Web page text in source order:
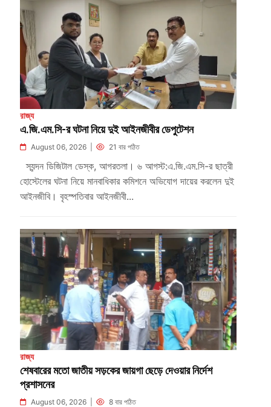
রাজ্য
এ.জি.এম.সি-র ঘটনা নিয়ে দুই আইনজীবীর ডেপুটেশন
August 06, 2026 | 21 বার পঠিত
স্যন্দন ডিজিটাল ডেস্ক, আগরতলা। ৬ আগস্ট:এ.জি.এম.সি-র ছাত্রী
হোস্টেলের ঘটনা নিয়ে মানবাধিকার কমিশনে অভিযোগ দায়ের করলেন দুই
আইনজীবি। বৃহস্পতিবার আইনজীবী...
রাজ্য
শেষবারের মতো জাতীয় সড়কের জায়গা ছেড়ে দেওয়ার নির্দেশ
প্রশাসনের
August 06, 2026 | 8 বার পঠিত